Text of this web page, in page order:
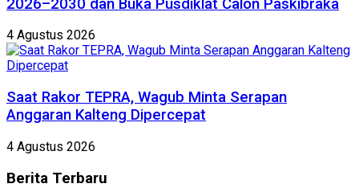
2026–2030 dan Buka Pusdiklat Calon Paskibraka
4 Agustus 2026
Saat Rakor TEPRA, Wagub Minta Serapan
Anggaran Kalteng Dipercepat
4 Agustus 2026
Berita Terbaru